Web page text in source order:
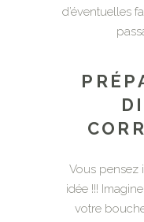
d’éventuelles
Vous pensez
idée !!!
votre